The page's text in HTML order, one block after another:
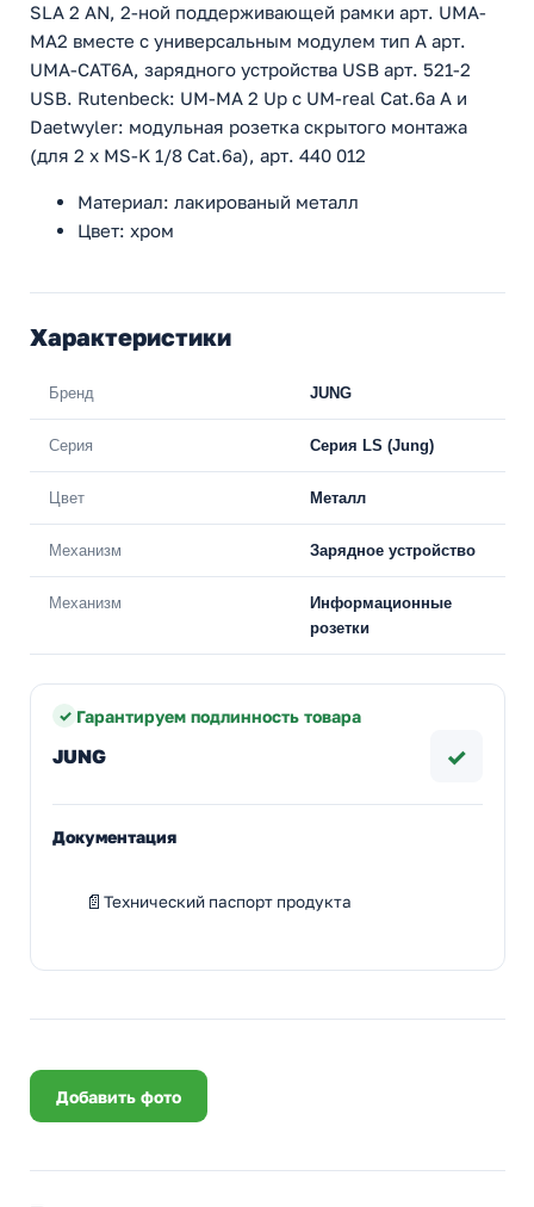
SLA 2 AN, 2-ной поддерживающей рамки арт. UMA-
MA2 вместе с универсальным модулем тип A арт.
UMA-CAT6A, зарядного устройства USB арт. 521-2
USB. Rutenbeck: UM-MA 2 Up с UM-real Cat.6a A и
Daetwyler: модульная розетка скрытого монтажа
(для 2 x MS-K 1/8 Cat.6a), арт. 440 012
Материал: лакированый металл
Цвет: хром
Характеристики
Бренд JUNG
Серия Серия LS (Jung)
Цвет Металл
Механизм Зарядное устройство
Механизм
Информационные
розетки
Гарантируем подлинность товара
JUNG ✓
Документация
Технический паспорт продукта
Добавить фото